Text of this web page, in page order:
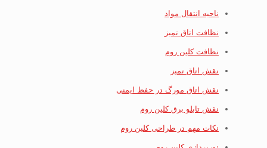
ناحیه انتقال مواد
نظافت اتاق تمیز
نظافت کلین روم
نقش اتاق تمیز
نقش اتاق مورگ در حفظ ایمنی
نقش تابلو برق کلین روم
نکات مهم در طراحی کلین روم